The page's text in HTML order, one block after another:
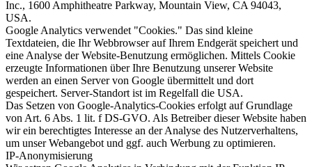
Inc., 1600 Amphitheatre Parkway, Mountain View, CA 94043,
USA.
Google Analytics verwendet "Cookies." Das sind kleine
Textdateien, die Ihr Webbrowser auf Ihrem Endgerät speichert und
eine Analyse der Website-Benutzung ermöglichen. Mittels Cookie
erzeugte Informationen über Ihre Benutzung unserer Website
werden an einen Server von Google übermittelt und dort
gespeichert. Server-Standort ist im Regelfall die USA.
Das Setzen von Google-Analytics-Cookies erfolgt auf Grundlage
von Art. 6 Abs. 1 lit. f DS-GVO. Als Betreiber dieser Website haben
wir ein berechtigtes Interesse an der Analyse des Nutzerverhaltens,
um unser Webangebot und ggf. auch Werbung zu optimieren.
IP-Anonymisierung